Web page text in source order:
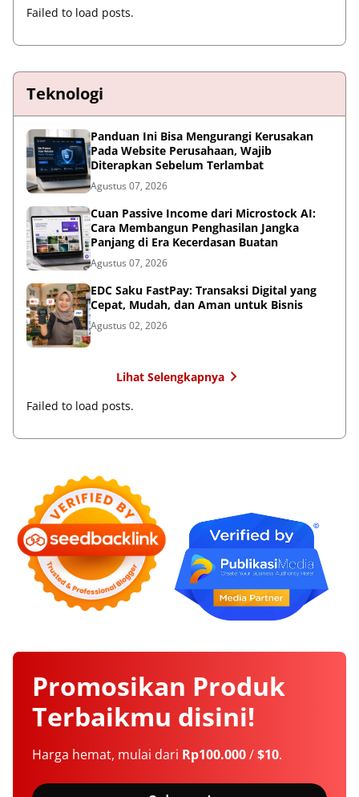
Failed to load posts.
Teknologi
Panduan Ini Bisa Mengurangi Kerusakan
Pada Website Perusahaan, Wajib
Diterapkan Sebelum Terlambat
Agustus 07, 2026
Cuan Passive Income dari Microstock AI:
Cara Membangun Penghasilan Jangka
Panjang di Era Kecerdasan Buatan
Agustus 07, 2026
EDC Saku FastPay: Transaksi Digital yang
Cepat, Mudah, dan Aman untuk Bisnis
Agustus 02, 2026
Lihat Selengkapnya
Failed to load posts.
Promosikan Produk
Terbaikmu disini!
Harga hemat, mulai dari Rp100.000/$10.